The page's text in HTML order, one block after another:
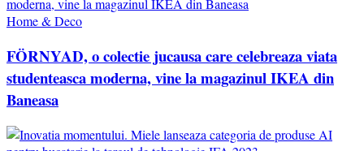
Home & Deco
FÖRNYAD, o colectie jucausa care celebreaza viata
studenteasca moderna, vine la magazinul IKEA din
Baneasa